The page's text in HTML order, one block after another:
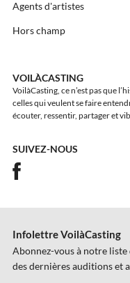
Agents d'artistes
Hors champ
VOILÀCASTING
VoilàCasting, ce n’est pas que
celles qui veulent se faire
écouter, ressentir, partager et
SUIVEZ-NOUS
Infolettre VoilàCasting
Abonnez-vous à notre
des dernières auditions et